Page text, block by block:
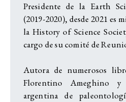
Presidente de la Earth
(2019-2020), desde 2021 es
la History of Science
cargo de su comité de
Autora de numerosos
Florentino Ameghino y
argentina de